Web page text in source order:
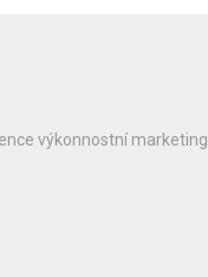
výkonnostní marketing